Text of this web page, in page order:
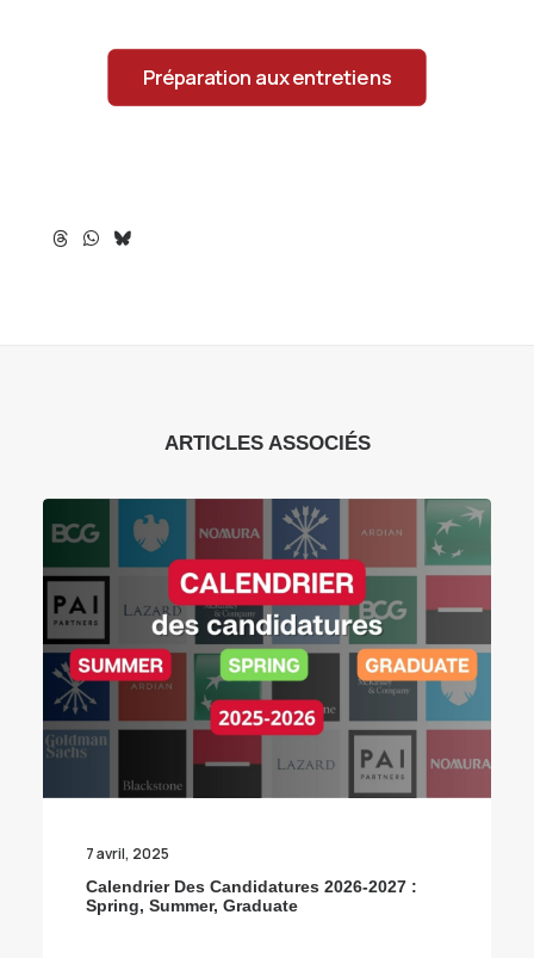
Préparation aux entretiens
ARTICLES ASSOCIÉS
7 avril, 2025
Calendrier Des Candidatures 2026-2027 :
Spring, Summer, Graduate